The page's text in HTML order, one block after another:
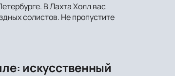
В Лахта Холл вас
солистов. Не пропустите
искусственный